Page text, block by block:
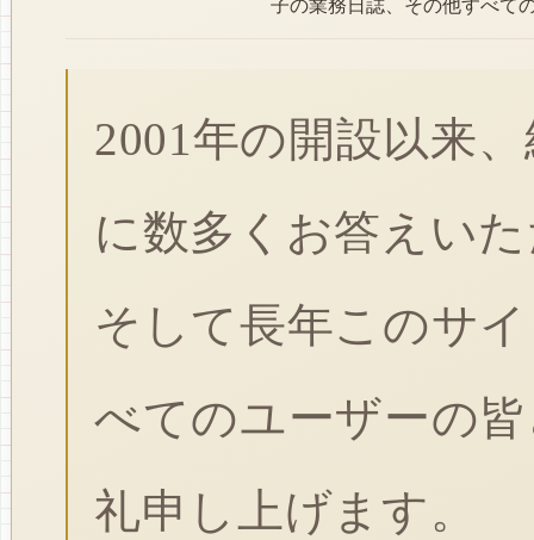
子の業務日誌、その他すべて
2001年の開設以来
に数多くお答えい
そして長年このサ
べてのユーザーの
礼申し上げます。